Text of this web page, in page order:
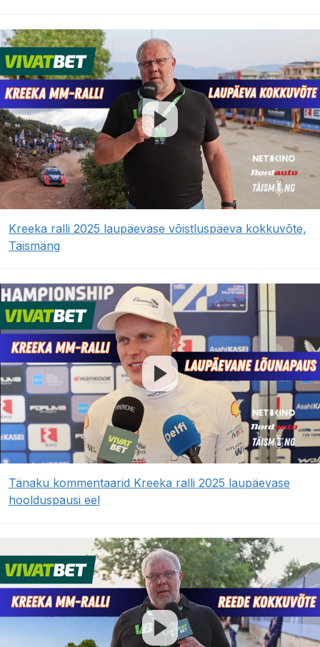
Kreeka ralli 2025 laupäevase võistluspäeva kokkuvõte,
Täismäng
Tänaku kommentaarid Kreeka ralli 2025 laupäevase
hoolduspausi eel